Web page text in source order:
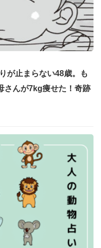
が止まらない48歳。も
さんが7kg痩せた！奇跡